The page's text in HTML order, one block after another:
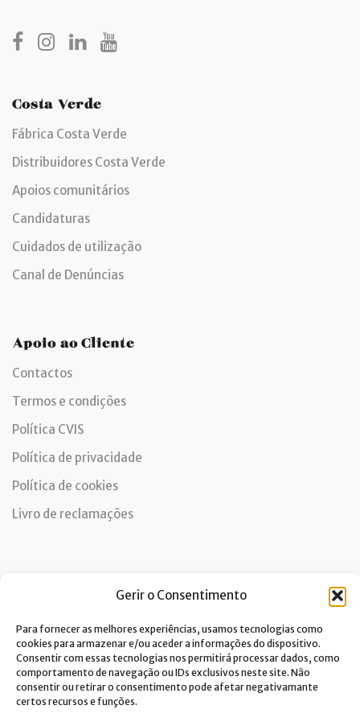
Gerir o Consentimento
Para fornecer as melhores experiências, usamos tecnologias como
cookies para armazenar e/ou aceder a informações do dispositivo.
Consentir com essas tecnologias nos permitirá processar dados, como
comportamento de navegação ou IDs exclusivos neste site. Não
consentir ou retirar o consentimento pode afetar negativamante
certos recursos e funções.
Costa Verde
Fábrica Costa Verde
Distribuidores Costa Verde
Apoios comunitários
Candidaturas
Cuidados de utilização
Canal de Denúncias
Apoio ao Cliente
Contactos
Termos e condições
Política CVIS
Política de privacidade
Política de cookies
Livro de reclamações
Dou consentimento ao tratamento de dados e aceito a
política de privacidade.*
A Costa Verde está comprometida com a implementação do RGPD. Para